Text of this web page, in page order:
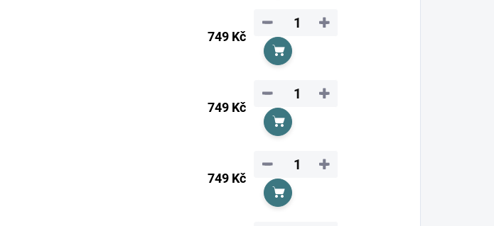
749 Kč
+
−
Do košíku
749 Kč
+
−
Do košíku
749 Kč
+
−
Do košíku